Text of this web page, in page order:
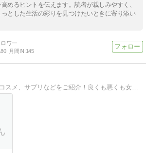
めるヒントを伝えます。読者が親しみやすく、
とした生活の彩りを見つけたいときに寄り添い
月間IN:145
可愛くなるためのコスメ、サプリなどをご紹介！良くも悪くも女子っぽいブログです！食べ物とテニスとツムツムとメイクの話です！